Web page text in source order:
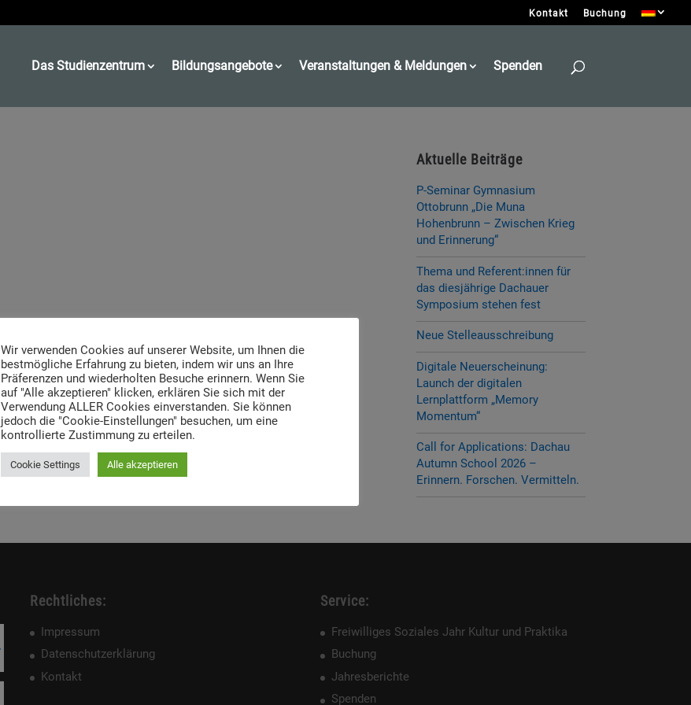
Kontakt Buchung
Das Studienzentrum Bildungsangebote Veranstaltungen & Meldungen Spenden
Aktuelle Beiträge
P-Seminar Gymnasium
Ottobrunn „Die Muna
Hohenbrunn – Zwischen Krieg
und Erinnerung“
Thema und Referent:innen für
das diesjährige Dachauer
Symposium stehen fest
Neue Stelleausschreibung
Digitale Neuerscheinung:
Launch der digitalen
Lernplattform „Memory
Momentum“
Call for Applications: Dachau
Autumn School 2026 –
Erinnern. Forschen. Vermitteln.
Rechtliches:
Impressum
Datenschutzerklärung
Kontakt
Service:
Freiwilliges Soziales Jahr Kultur und Praktika
Buchung
Jahresberichte
Spenden
Wir verwenden Cookies auf unserer Website, um Ihnen die
bestmögliche Erfahrung zu bieten, indem wir uns an Ihre
Präferenzen und wiederholten Besuche erinnern. Wenn Sie
auf "Alle akzeptieren" klicken, erklären Sie sich mit der
Verwendung ALLER Cookies einverstanden. Sie können
jedoch die "Cookie-Einstellungen" besuchen, um eine
kontrollierte Zustimmung zu erteilen.
Cookie Settings Alle akzeptieren